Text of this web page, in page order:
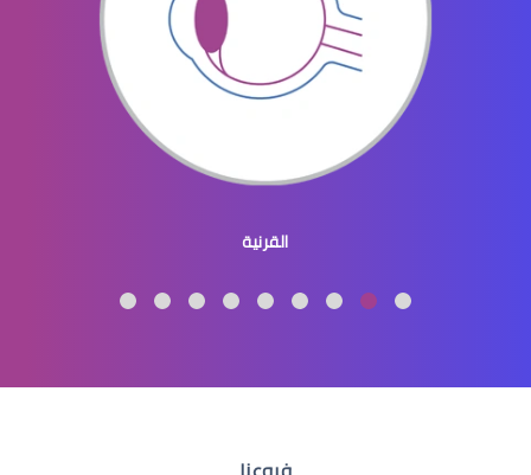
متى تكون عملية العيون ضرورية
القرنية